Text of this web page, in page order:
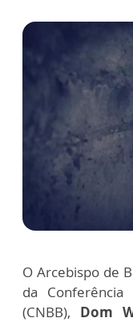
O Arcebispo de
da
(CNBB), Dom